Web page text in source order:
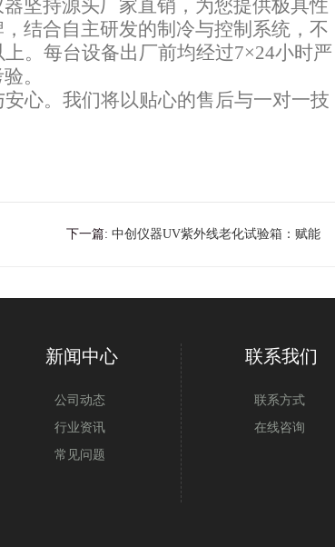
坚持源头厂家直销，为您提供极具性
结合自主研发的制冷与控制系统，不
上。每台设备出厂前均经过7×24小时严
。
心。我们将以贴心的售后与一对一技
下一篇: 中创仪器UV紫外线老化试验箱：赋能
汽车行业耐候性品质检测
新闻中心
公司动态
行业资讯
常见问题
联系我们
联系方式
在线咨询